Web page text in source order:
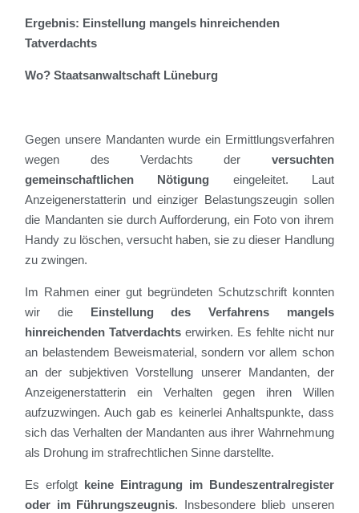
Ergebnis: Einstellung mangels hinreichenden
Tatverdachts
Wo? Staatsanwaltschaft Lüneburg
Gegen unsere Mandanten wurde ein Ermittlungsverfahren
wegen des Verdachts der versuchten
gemeinschaftlichen Nötigung eingeleitet. Laut
Anzeigenerstatterin und einziger Belastungszeugin sollen
die Mandanten sie durch Aufforderung, ein Foto von ihrem
Handy zu löschen, versucht haben, sie zu dieser Handlung
zu zwingen.
Im Rahmen einer gut begründeten Schutzschrift konnten
wir die Einstellung des Verfahrens mangels
hinreichenden Tatverdachts erwirken. Es fehlte nicht nur
an belastendem Beweismaterial, sondern vor allem schon
an der subjektiven Vorstellung unserer Mandanten, der
Anzeigenerstatterin ein Verhalten gegen ihren Willen
aufzuzwingen. Auch gab es keinerlei Anhaltspunkte, dass
sich das Verhalten der Mandanten aus ihrer Wahrnehmung
als Drohung im strafrechtlichen Sinne darstellte.
Es erfolgt keine Eintragung im Bundeszentralregister
oder im Führungszeugnis. Insbesondere blieb unseren